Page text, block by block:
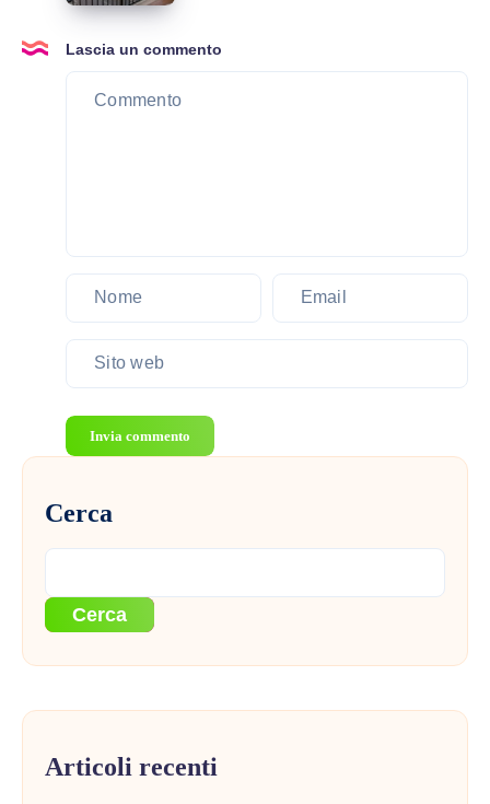
funziona,
caratteristiche
e
prezzo
Lascia un commento
Invia commento
Cerca
Cerca
Articoli recenti